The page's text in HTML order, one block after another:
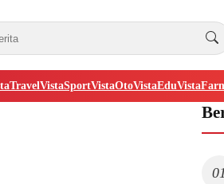
VistaSportVistaOtoVistaEdu
01